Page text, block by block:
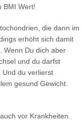
BMI Wert!
die dann im
erhöht sich damit
Wenn Du dich aber
und du darfst
Und du verlierst
gesund Gewicht.
vor Krankheiten.